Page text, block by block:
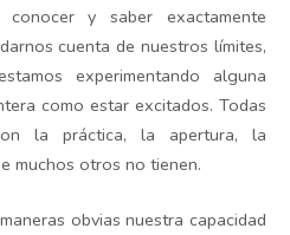
conocer y saber exactamente
cuenta de nuestros límites,
experimentando alguna
como estar excitados. Todas
la práctica, la apertura, la
muchos otros no tienen.
obvias nuestra capacidad